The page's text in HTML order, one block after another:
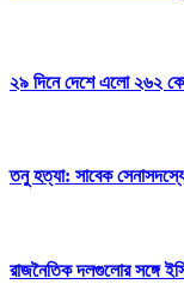
২৯ দিনে দেশে এলো ২৬২
তনু হত্যা: সাবেক
রাজনৈতিক দলগুলোর সঙ্গে